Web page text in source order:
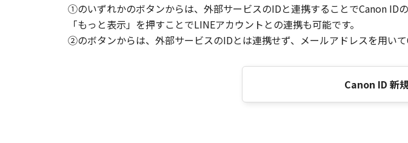
①のいずれかのボタンからは、外部サービスのIDと連携することでCanon ID
「もっと表示」を押すことでLINEアカウントとの連携も可能です。
②のボタンからは、外部サービスのIDとは連携せず、メールアドレスを用いて
Canon ID 新